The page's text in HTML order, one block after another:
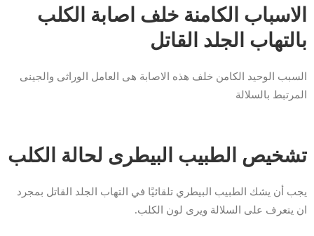
الاسباب الكامنة خلف اصابة الكلب
بالتهاب الجلد القاتل
السبب الوحيد الكامن خلف هذه الاصابة هى العامل الوراثى والجينى
المرتبط بالسلالة
تشخيص الطبيب البيطرى لحالة الكلب
يجب أن يشك الطبيب البيطري تلقائيًا في التهاب الجلد القاتل بمجرد
ان يتعرف على السلالة ويرى لون الكلب.